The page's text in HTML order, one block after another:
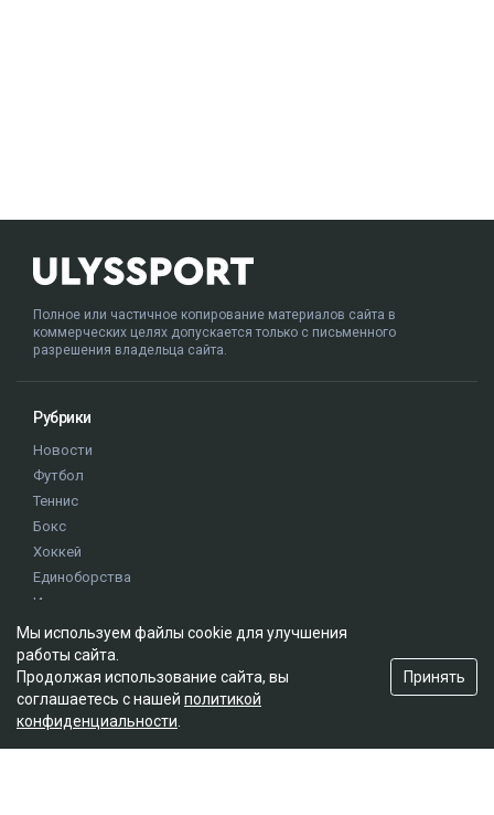
Полное или частичное копирование материалов сайта в
коммерческих целях допускается только с письменного
разрешения владельца сайта.
Рубрики
Новости
Футбол
Теннис
Бокс
Хоккей
Единоборства
Истории
Олимпиада
Редакция
О проекте
Правила сайта
Мы используем файлы cookie для улучшения
работы сайта.
Продолжая использование сайта, вы
соглашаетесь с нашей политикой
конфиденциальности
Принять